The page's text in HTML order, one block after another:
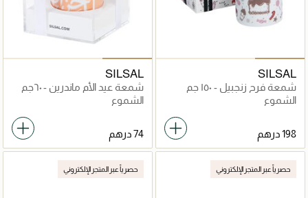
SILSAL
شمعة فرح زنجبيل - ١٥٠ جم
الشموع
SILSAL
شمعة عيد الأم ماندرين - ٦٠جم
الشموع
حصرياً عبر المتجر الإلكتروني حصرياً عبر المتجر الإلكتروني